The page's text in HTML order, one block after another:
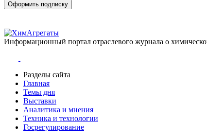
Оформить подписку
Информационный портал отраслевого журнала о
Разделы сайта
Главная
Темы дня
Выставки
Аналитика и мнения
Техника и технологии
Госрегулирование